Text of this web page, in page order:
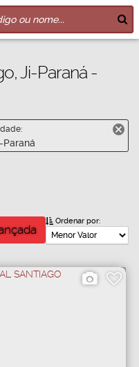
Ji-Paraná -
Paraná
Ordenar por: